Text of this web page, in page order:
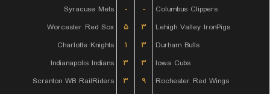
Syracuse Mets
- -
Columbus Clippers
Worcester Red Sox
۵ ۳
Lehigh Valley IronPigs
Charlotte Knights
۱ ۳
Durham Bulls
Indianapolis Indians
۳ ۳
Iowa Cubs
Scranton WB RailRiders
۳ ۹
Rochester Red Wings